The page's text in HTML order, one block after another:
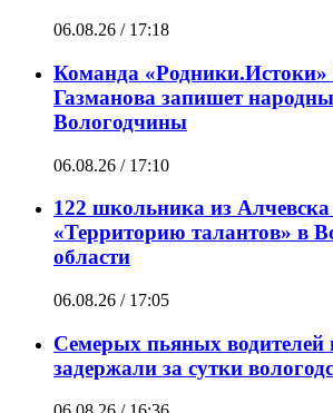
06.08.26 / 17:18
Команда «Родники.Истоки»
Газманова запишет
Вологодчины
06.08.26 / 17:10
122 школьника из
«Территорию талантов» в
области
06.08.26 / 17:05
Семерых пьяных водителей
задержали за сутки